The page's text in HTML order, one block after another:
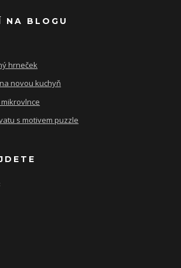
NA BLOGU
hrneček
novou kuchyň
s motivem puzzle